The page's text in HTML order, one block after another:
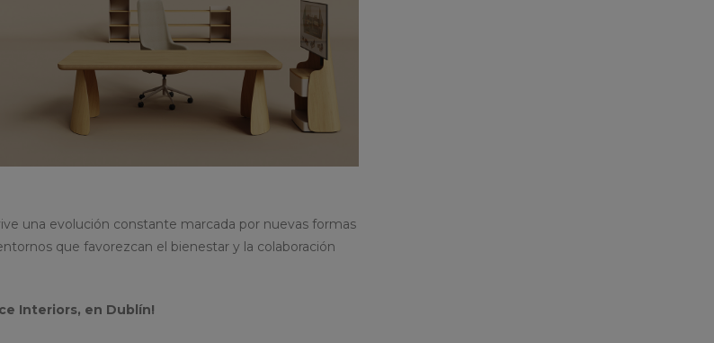
una evolución constante marcada por nuevas formas
que favorezcan el bienestar y la colaboración
Interiors, en Dublín!